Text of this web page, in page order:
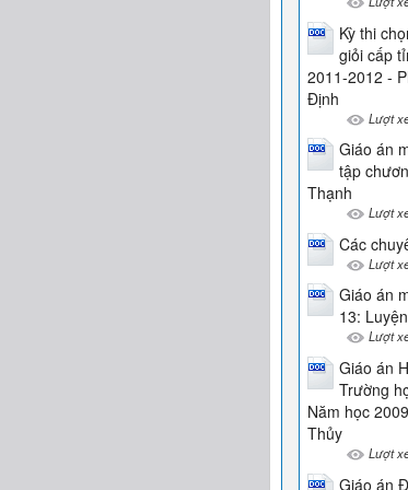
Kỳ thi
giỏi cấp
2011-2012 -
Định
Lượt
Giáo án
tập
Thạnh
Lượt
Các
Lượt
Giáo án
13:
Lượt
Giáo án
Trường
Năm học
Thủy
Lượt
Giáo án